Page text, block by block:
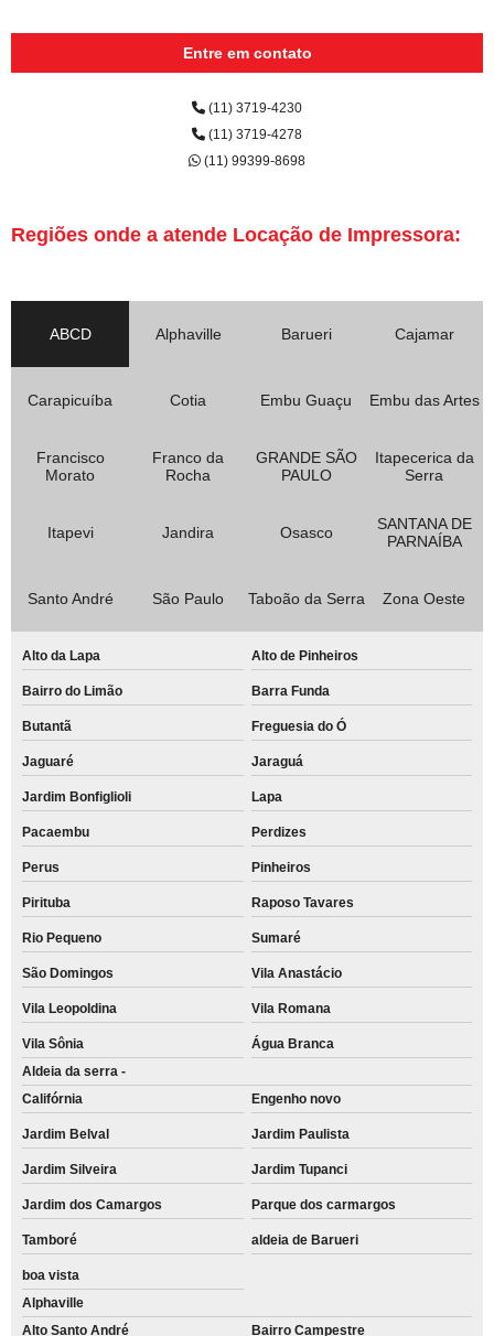
Entre em contato
(11) 3719-4230
(11) 3719-4278
(11) 99399-8698
Regiões onde a atende Locação de Impressora:
ABCD Alphaville Barueri Cajamar
Carapicuíba Cotia Embu Guaçu Embu das Artes
Francisco
Morato
Franco da
Rocha
GRANDE SÃO
PAULO
Itapecerica da
Serra
Itapevi Jandira Osasco
SANTANA DE
PARNAÍBA
Santo André São Paulo Taboão da Serra Zona Oeste
Alto da Lapa Alto de Pinheiros
Bairro do Limão Barra Funda
Butantã Freguesia do Ó
Jaguaré Jaraguá
Jardim Bonfiglioli Lapa
Pacaembu Perdizes
Perus Pinheiros
Pirituba Raposo Tavares
Rio Pequeno Sumaré
São Domingos Vila Anastácio
Vila Leopoldina Vila Romana
Vila Sônia
Água Branca
Aldeia da serra -
Califórnia
Engenho novo
Jardim Belval Jardim Paulista
Jardim Silveira Jardim Tupanci
Jardim dos Camargos Parque dos carmargos
Tamboré aldeia de Barueri
boa vista
Alphaville
Alto Santo André
Bairro Campestre